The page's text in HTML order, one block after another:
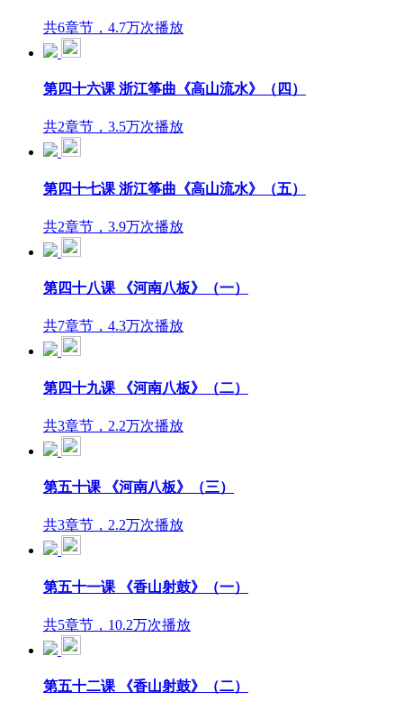
共6章节，4.7万次播放
第四十六课 浙江筝曲《高山流水》（四）
共2章节，3.5万次播放
第四十七课 浙江筝曲《高山流水》（五）
共2章节，3.9万次播放
第四十八课 《河南八板》（一）
共7章节，4.3万次播放
第四十九课 《河南八板》（二）
共3章节，2.2万次播放
第五十课 《河南八板》（三）
共3章节，2.2万次播放
第五十一课 《香山射鼓》（一）
共5章节，10.2万次播放
第五十二课 《香山射鼓》（二）